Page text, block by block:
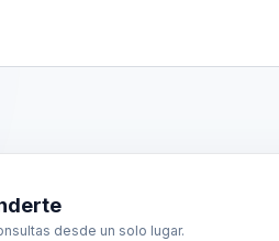
desde un solo lugar.